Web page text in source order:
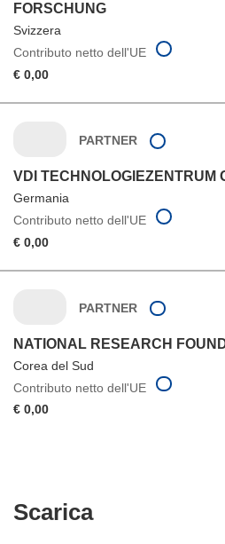
FORSCHUNG
Svizzera
Contributo netto dell'UE
€ 0,00
PARTNER
VDI TECHNOLOGIEZENTRUM
Germania
Contributo netto dell'UE
€ 0,00
PARTNER
NATIONAL RESEARCH
Corea del Sud
Contributo netto dell'UE
€ 0,00
ScaricaScarica